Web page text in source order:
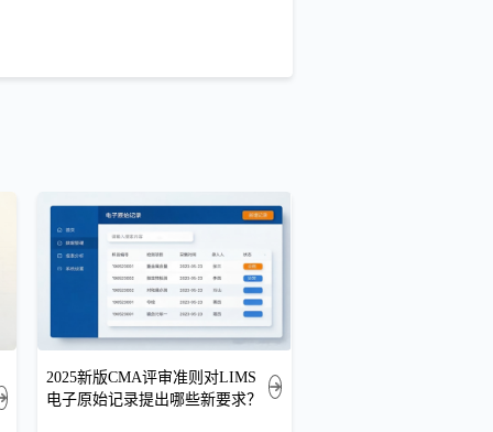
2025新版CMA评审准则对LIMS
电子原始记录提出哪些新要求？